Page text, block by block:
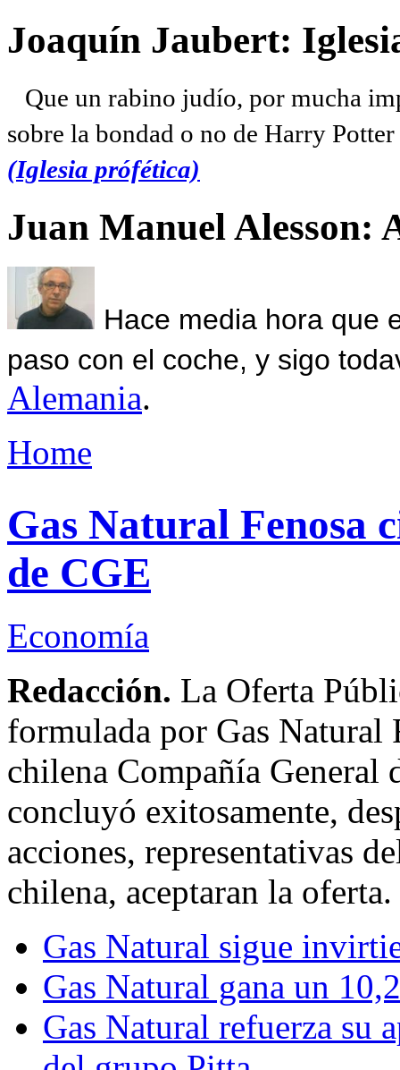
Joaquín Jaubert:
Que un rabino judío, por mucha
sobre la bondad o no de Harry
(Iglesia prófética)
Juan Manuel Alesson:
Hace media hora que
paso con el coche, y sigo
Alemania.
Home
Gas Natural Fenosa
de CGE
Economía
Redacción. La Oferta
formulada por Gas Natural
chilena Compañía
concluyó exitosamente,
acciones, representativas
chilena, aceptaran la oferta.
Gas Natural sigue
Gas Natural gana un
Gas Natural refuerza su